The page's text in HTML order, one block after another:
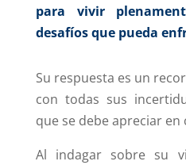
para vivir
desafíos que pueda
Su respuesta es un
con todas sus
que se debe apreciar
Al indagar sobre su